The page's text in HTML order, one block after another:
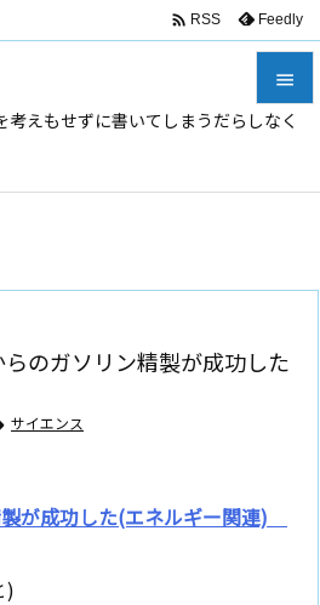
えもせずに書いてしまうだらしなく



次へ
 RSS Feedly
のガソリン精製が成功した
サイエンス
製が成功した(エネルギー関連)
)